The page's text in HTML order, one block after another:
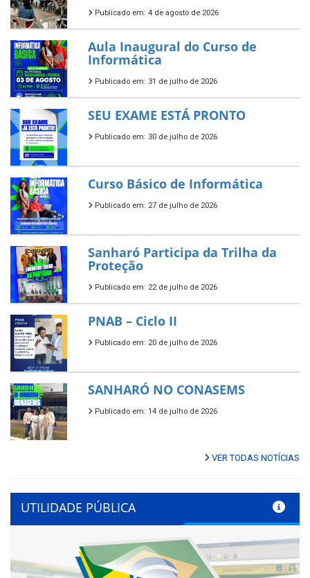
Publicado em: 4 de agosto de 2026
Aula Inaugural do Curso de
Informática
Publicado em: 31 de julho de 2026
SEU EXAME ESTÁ PRONTO
Publicado em: 30 de julho de 2026
Curso Básico de Informática
Publicado em: 27 de julho de 2026
Sanharó Participa da Trilha da
Proteção
Publicado em: 22 de julho de 2026
PNAB – Ciclo II
Publicado em: 20 de julho de 2026
SANHARÓ NO CONASEMS
Publicado em: 14 de julho de 2026
VER TODAS NOTÍCIAS
UTILIDADE PÚBLICA